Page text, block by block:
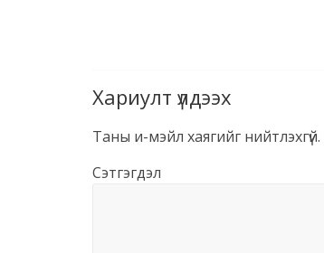
Хариулт үлдээх
Таны и-мэйл хаягийг нийтлэхгүй.
Сэтгэгдэл